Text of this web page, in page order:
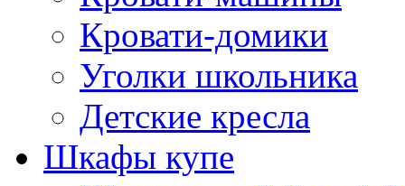
Кровати-домики
Уголки школьника
Детские кресла
Шкафы купе